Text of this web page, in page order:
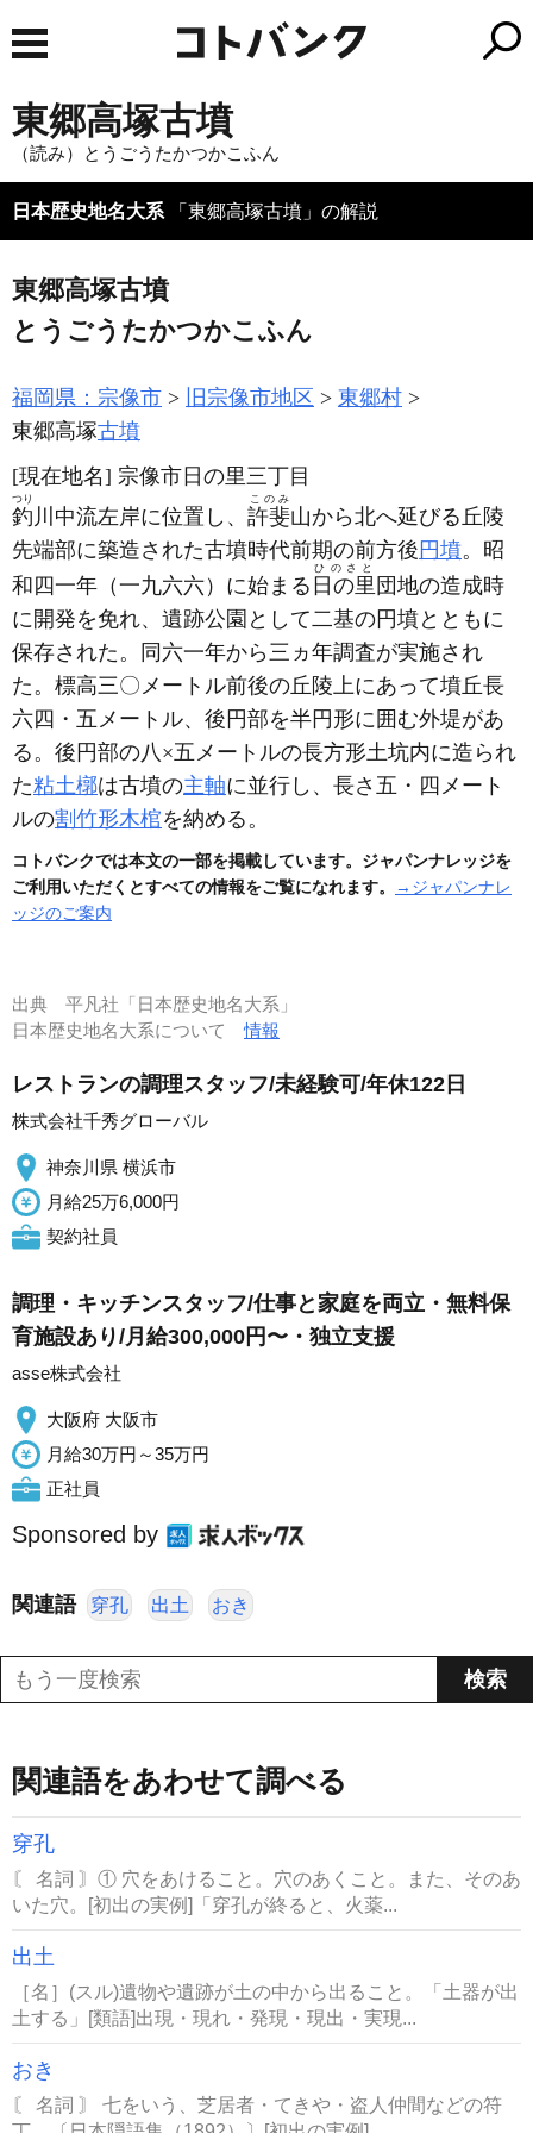
東郷高塚古墳
（読み）とうごうたかつかこふん
日本歴史地名大系 「東郷高塚古墳」の解説
東郷高塚古墳
とうごうたかつかこふん
福岡県：宗像市 旧宗像市地区
東郷村
東郷高塚古墳
[現在地名] 宗像市日の里三丁目
釣
つり
川中流左岸に位置し、 許斐
このみ
山から北へ延びる丘陵
先端部に築造された古墳時代前期の前方後 円墳。昭
和四一年 （一九六六） に始まる 日の里
ひのさと
団地の造成時
に開発を免れ、遺跡公園として二基の円墳とともに
保存された。同六一年から三ヵ年調査が実施され
た。標高三〇メートル前後の丘陵上にあって墳丘長
六四・五メートル、後円部を半円形に囲む外堤があ
る。後円部の八×五メートルの長方形土坑内に造られ
た粘土槨は古墳の主軸に並行し、長さ五・四メート
ルの割竹形木棺を納める。
コトバンクでは本文の一部を掲載しています。ジャパンナレッジを
ご利用いただくとすべての情報をご覧になれます。
→ジャパンナレ
ッジのご案内
出典 平凡社「日本歴史地名大系」
日本歴史地名大系について情報
レストランの調理スタッフ/未経験可/年休122日
株式会社千秀グローバル
神奈川県 横浜市
月給25万6,000円
契約社員
調理・キッチンスタッフ/仕事と家庭を両立・無料保
育施設あり/月給300,000円〜・独立支援
asse株式会社
大阪府 大阪市
月給30万円～35万円
正社員
Sponsored by
関連語 穿孔 出土 おき
関連語をあわせて調べる
穿孔
〘 名詞 〙① 穴をあけること。穴のあくこと。また、そのあ
いた穴。[初出の実例]「穿孔が終ると、火薬...
出土
［名］(スル)遺物や遺跡が土の中から出ること。「土器が出
土する」[類語]出現・現れ・発現・現出・実現...
おき
〘 名詞 〙 七をいう、芝居者・てきや・盗人仲間などの符